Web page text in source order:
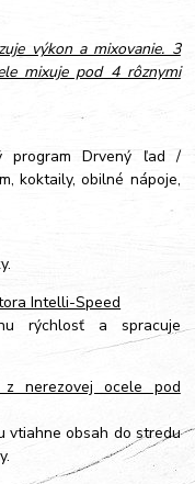
výkon a mixovanie. 3
mixuje pod 4 rôznymi
program Drvený ľad /
koktaily, obilné nápoje,
Intelli-Speed
rýchlosť a spracuje
z nerezovej ocele pod
vtiahne obsah do stredu